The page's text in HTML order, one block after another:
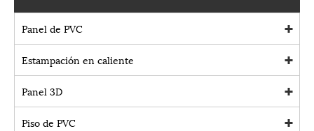
Panel de PVC
Estampación en caliente
Panel 3D
Piso de PVC